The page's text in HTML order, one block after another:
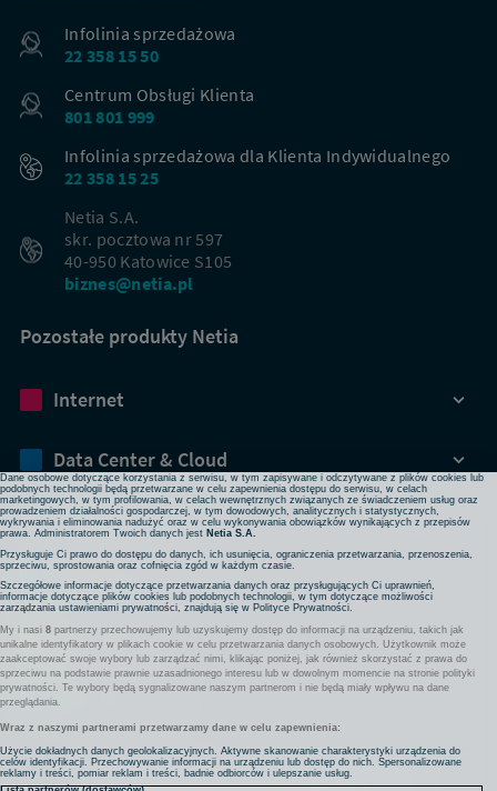
Infolinia sprzedażowa
22 358 15 50
Centrum Obsługi Klienta
801 801 999
Infolinia sprzedażowa dla Klienta Indywidualnego
22 358 15 25
Netia S.A.
skr. pocztowa nr 597
40-950 Katowice S105
biznes@netia.pl
Pozostałe produkty Netia
Internet
Data Center & Cloud
Bezpieczeństwo
Rozwiązania sieciowe
Komunikacja
Pozostałe usługi
Komunikaty Nota prawnaPartnerzyPolityka prywatności
My i nasi 8 partnerzy przechowujemy lub uzyskujemy dostęp do informacji na urządzeniu, takich jak
unikalne identyfikatory w plikach cookie w celu przetwarzania danych osobowych. Użytkownik może
zaakceptować swoje wybory lub zarządzać nimi, klikając poniżej, jak również skorzystać z prawa do
sprzeciwu na podstawie prawnie uzasadnionego interesu lub w dowolnym momencie na stronie polityki
prywatności. Te wybory będą sygnalizowane naszym partnerom i nie będą miały wpływu na dane
przeglądania.
Używamy plików cookies lub podobnych technologii w celu zapewnienia Ci dostępu do serwisu,
usprawniania jego działania, profilowania i wyświetlania treści dopasowanych do Twoich potrzeb. W
może spowodować brak dostępu do niektórych funkcji serwisu.
Dane osobowe dotyczące korzystania z serwisu, w tym zapisywane i odczytywane z plików cookies lub
podobnych technologii będą przetwarzane w celu zapewnienia dostępu do serwisu, w celach
marketingowych, w tym profilowania, w celach wewnętrznych związanych ze świadczeniem usług oraz
prowadzeniem działalności gospodarczej, w tym dowodowych, analitycznych i statystycznych,
wykrywania i eliminowania nadużyć oraz w celu wykonywania obowiązków wynikających z przepisów
prawa. Administratorem Twoich danych jest Netia S.A.
Przysługuje Ci prawo do dostępu do danych, ich usunięcia, ograniczenia przetwarzania, przenoszenia,
sprzeciwu, sprostowania oraz cofnięcia zgód w każdym czasie.
Szczegółowe informacje dotyczące przetwarzania danych oraz przysługujących Ci uprawnień,
informacje dotyczące plików cookies lub podobnych technologii, w tym dotyczące możliwości
zarządzania ustawieniami prywatności, znajdują się w Polityce Prywatności.
Wraz z naszymi partnerami przetwarzamy dane w celu zapewnienia:
Użycie dokładnych danych geolokalizacyjnych. Aktywne skanowanie charakterystyki urządzenia do
celów identyfikacji. Przechowywanie informacji na urządzeniu lub dostęp do nich. Spersonalizowane
reklamy i treści, pomiar reklam i treści, badnie odbiorców i ulepszanie usług.